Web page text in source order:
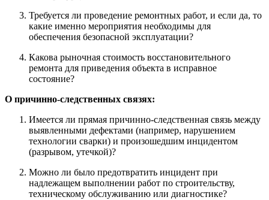
Требуется ли проведение ремонтных работ, и если да, то
какие именно мероприятия необходимы для
обеспечения безопасной эксплуатации?
Какова рыночная стоимость восстановительного
ремонта для приведения объекта в исправное
состояние?
О причинно-следственных связях:
Имеется ли прямая причинно-следственная связь между
выявленными дефектами (например, нарушением
технологии сварки) и произошедшим инцидентом
(разрывом, утечкой)?
Можно ли было предотвратить инцидент при
надлежащем выполнении работ по строительству,
техническому обслуживанию или диагностике?